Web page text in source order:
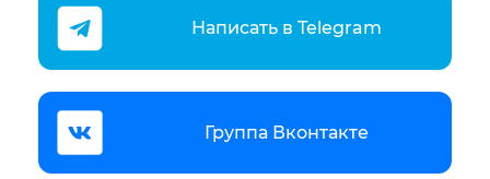
Написать в Telegram
Группа Вконтакте